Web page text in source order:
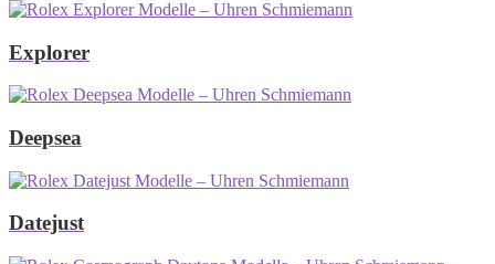
Explorer
Deepsea
Datejust